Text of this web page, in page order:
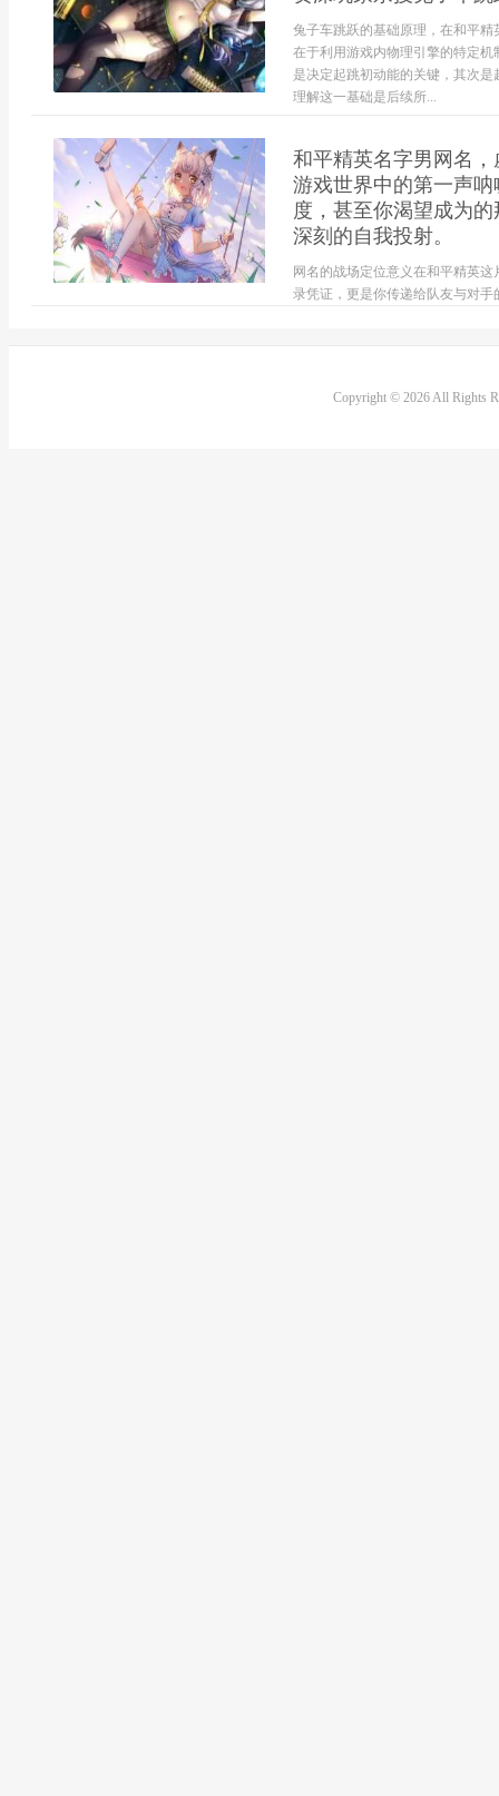
兔子车跳跃的基础原理，在和平
在于利用游戏内物理引擎的特定
是决定起跳初动能的关键，其次
理解这一基础是后续所...
和平精英名字男网名
游戏世界中的第一声
度，甚至你渴望成为
深刻的自我投射。
网名的战场定位意义在和平精英
录凭证，更是你传递给队友与对
Copyright © 2026 All Rights